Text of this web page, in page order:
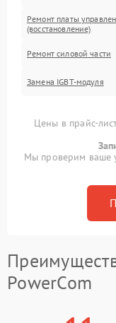
Ремонт платы
(восстановление)
Ремонт силовой части
Замена IGBT-модуля
Цены в прайс-
Мы проверим ваше
PowerCom